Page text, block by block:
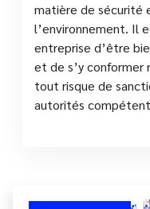
matière de sécurité
l’environnement. Il
entreprise d’être
et de s’y conformer
tout risque de
autorités